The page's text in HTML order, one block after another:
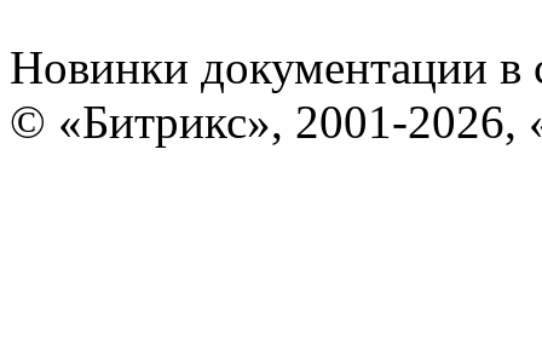
Новинки документации в
© «Битрикс», 2001-2026,